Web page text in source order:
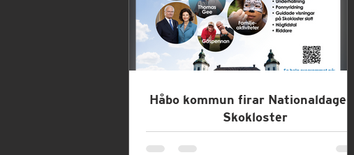
Håbo kommun firar Nationaldagen i
Skokloster